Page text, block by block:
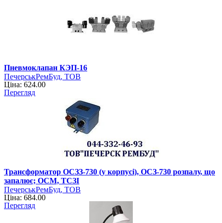
Пневмоклапан КЭП-16
ПечерськРемБуд, ТОВ
Ціна: 624.00
Перегляд
Трансформатор ОСЗЗ-730 (у корпусі), ОСЗ-730 розпалу, що
запалює; ОСМ, ТСЗІ
ПечерськРемБуд, ТОВ
Ціна: 684.00
Перегляд